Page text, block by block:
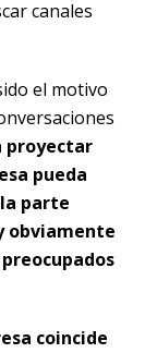
canales
el motivo
proyectar
pueda
parte
obviamente
coincide